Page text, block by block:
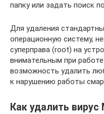
папку или задать поиск
Для удаления
операционную систему,
суперправа (root) на
внимательным при
возможность удалить
к нарушению работы
Как удалить